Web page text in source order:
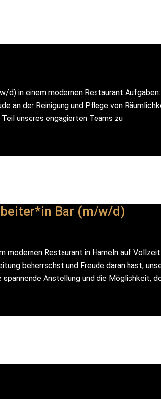
d) in einem modernen Restaurant
an der Reinigung und Pflege von
unseres engagierten Teams zu
Bar (m/w/d)
modernen Restaurant in Hameln auf
beherrschst und Freude daran hast,
Anstellung und die Möglichkeit,